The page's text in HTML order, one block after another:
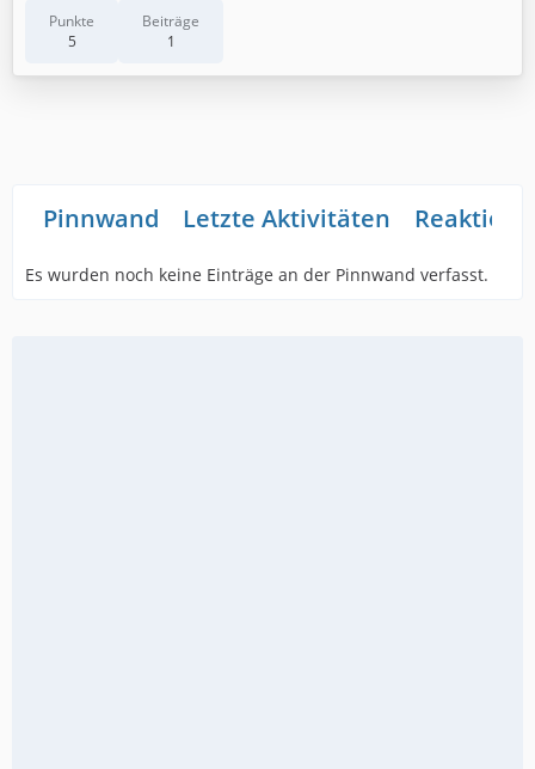
Punkte
5
Beiträge
1
Pinnwand Letzte Aktivitäten
Es wurden noch keine Einträge an der Pinnwand verfasst.